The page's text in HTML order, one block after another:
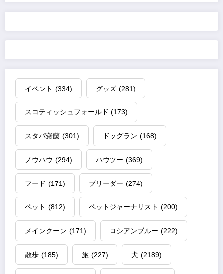
イベント (334) グッズ (281)
スコティッシュフォールド (173)
スタパ齋藤 (301) ドッグラン (168)
ノウハウ (294) ハウツー (369)
フード (171) ブリーダー (274)
ペット (812) ペットジャーナリスト (200)
メインクーン (171) ロシアンブルー (222)
散歩 (185) 旅 (227) 犬 (2189)